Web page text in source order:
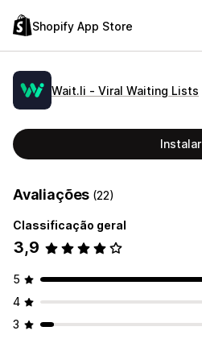
Shopify App Store
Wait.li ‑ Viral Waiting Lists
Instalar
Avaliações (22)
Classificação geral
3,9
5
4
3